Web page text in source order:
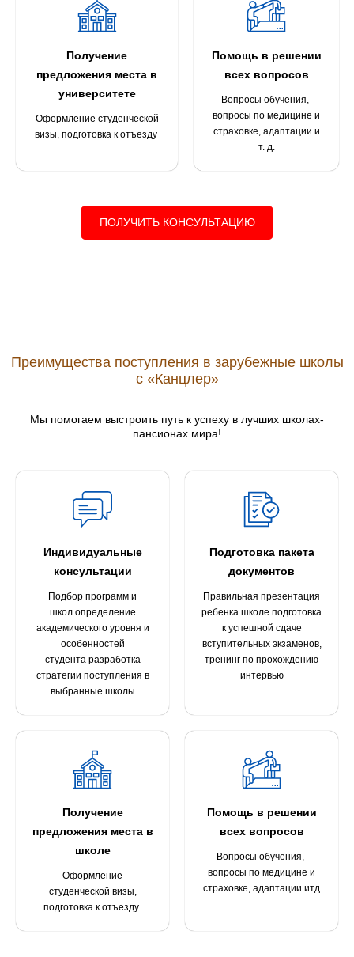
Получение
предложения места в
университете
Оформление студенческой
визы, подготовка к отъезду
Помощь в решении
всех вопросов
Вопросы обучения,
вопросы по медицине и
страховке, адаптации и
т. д.
ПОЛУЧИТЬ КОНСУЛЬТАЦИЮ
Преимущества поступления в зарубежные школы
с «Канцлер»
Мы помогаем выстроить путь к успеху в лучших школах-
пансионах мира!
Индивидуальные
консультации
Подбор программ и
школ определение
академического уровня и
особенностей
студента разработка
стратегии поступления в
выбранные школы
Подготовка пакета
документов
Правильная презентация
ребенка школе подготовка
к успешной сдаче
вступительных экзаменов,
тренинг по прохождению
интервью
Получение
предложения места в
школе
Оформление
студенческой визы,
подготовка к отъезду
Помощь в решении
всех вопросов
Вопросы обучения,
вопросы по медицине и
страховке, адаптации итд